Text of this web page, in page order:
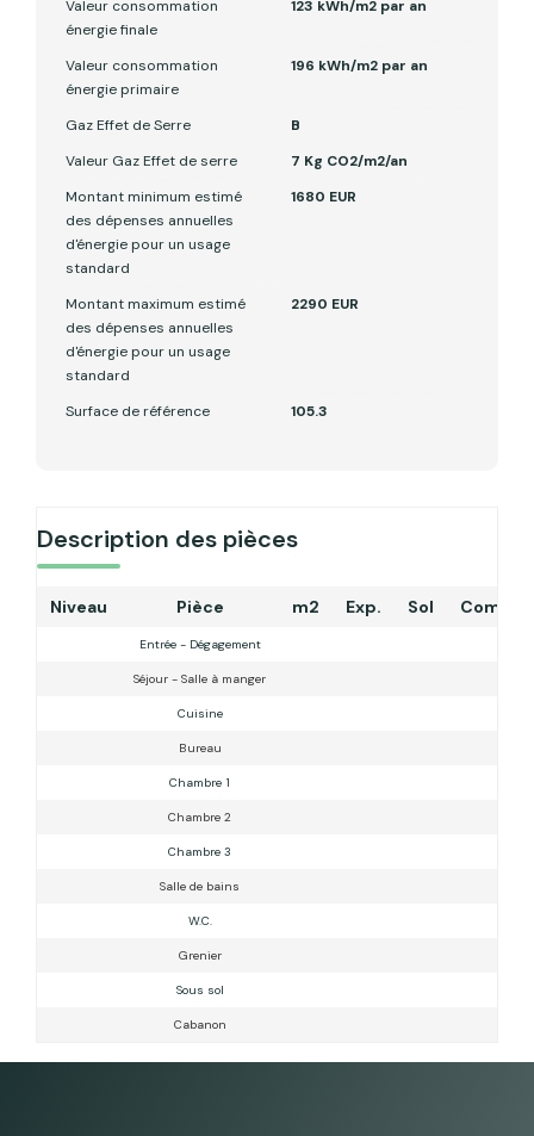
Valeur consommation
énergie finale
123 kWh/m2 par an
Valeur consommation
énergie primaire
196 kWh/m2 par an
Gaz Effet de Serre
B
Valeur Gaz Effet de serre
7 Kg CO2/m2/an
Montant minimum estimé
des dépenses annuelles
d'énergie pour un usage
standard
1680 EUR
Montant maximum estimé
des dépenses annuelles
d'énergie pour un usage
standard
2290 EUR
Surface de référence 105.3
Description des pièces
Niveau Pièce m2 Exp. Sol
Entrée - Dégagement
Séjour - Salle à manger
Cuisine
Bureau
Chambre 1
Chambre 2
Chambre 3
Salle de bains
W.C.
Grenier
Sous sol
Cabanon